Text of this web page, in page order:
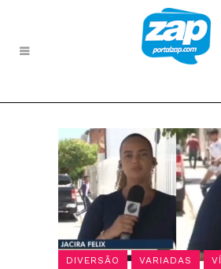
DIVERSÃO VARIADAS